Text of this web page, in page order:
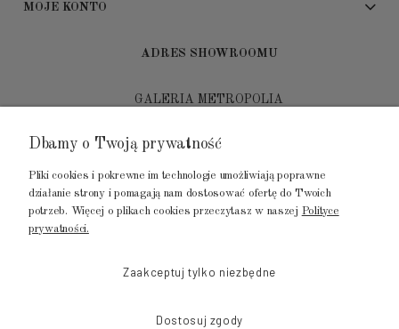
MOJE KONTO
ADRES SHOWROOMU
GALERIA METROPOLIA
80-452 Gdańsk
tel.: 502 104 104
mail: biuro@luksusowysen.pl
Dbamy o Twoją prywatność
Pliki cookies i pokrewne im technologie umożliwiają poprawne
działanie strony i pomagają nam dostosować ofertę do Twoich
potrzeb. Więcej o plikach cookies przeczytasz w naszej Polityce
prywatności.
Zaakceptuj tylko niezbędne
Dostosuj zgody